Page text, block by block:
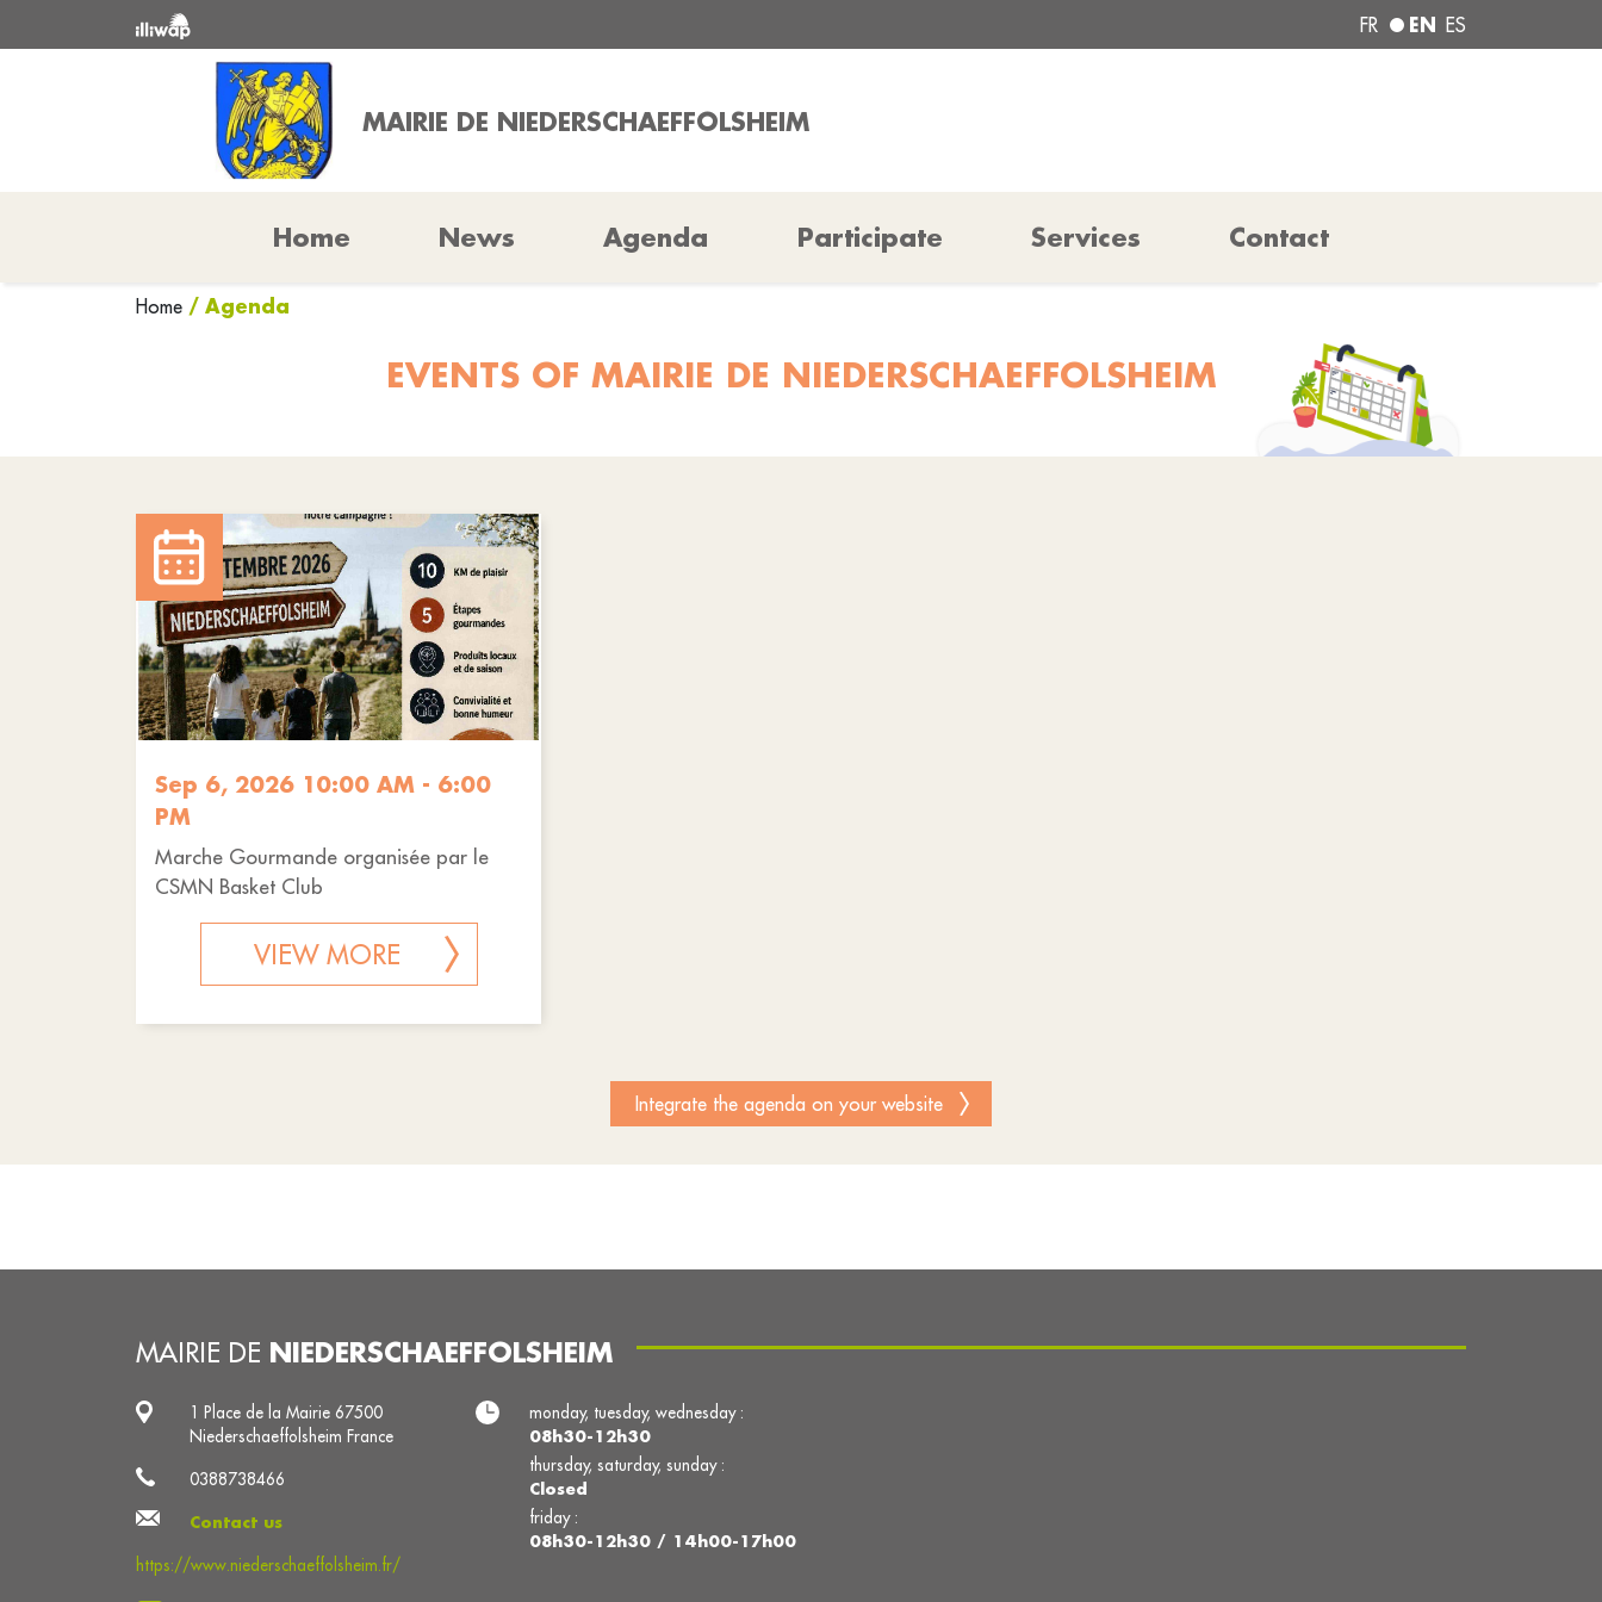
FR EN ES
MAIRIE DE NIEDERSCHAEFFOLSHEIM
Home News Agenda Participate Services Contact
Home / Agenda
EVENTS OF MAIRIE DE NIEDERSCHAEFFOLSHEIM
Sep 6, 2026 10:00 AM - 6:00
PM
Marche Gourmande organisée par le
CSMN Basket Club
VIEW MORE
Integrate the agenda on your website
MAIRIE DE NIEDERSCHAEFFOLSHEIM
1 Place de la Mairie 67500
Niederschaeffolsheim France
0388738466
Contact us
https://www.niederschaeffolsheim.fr/
monday, tuesday, wednesday :
08h30-12h30
thursday, saturday, sunday :
Closed
friday :
08h30-12h30 / 14h00-17h00